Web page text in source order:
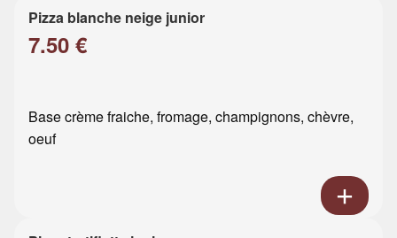
Pizza blanche neige junior
7.50 €
Base crème fraiche, fromage, champignons, chèvre,
oeuf